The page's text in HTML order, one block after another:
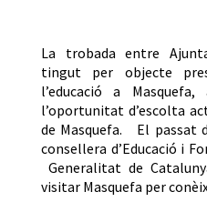
La trobada entre
tingut per objecte
l’educació a
l’oportunitat d’escolta
de Masquefa. El passat
consellera d’Educació i
Generalitat de
visitar Masquefa per